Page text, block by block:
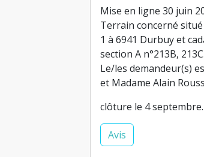
Mise en ligne 30 juin
Terrain concerné
1 à 6941 Durbuy et
section A n°213B, 213C.
Le/les demandeur(s)
et Madame Alain
clôture le 4 septembre.
Avis